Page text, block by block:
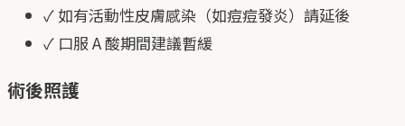
✓ 如有活動性皮膚感染（如痘痘發炎）請延後
✓ 口服 A 酸期間建議暫緩
術後照護